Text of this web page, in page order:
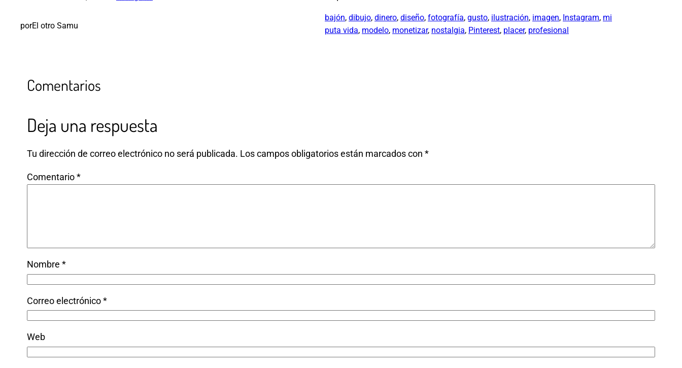
porEl otro Samu
bajón, dibujo, dinero, diseño, fotografía, gusto, ilustración, imagen, Instagram, mi
puta vida, modelo, monetizar, nostalgia, Pinterest, placer, profesional
Comentarios
Deja una respuesta
Tu dirección de correo electrónico no será publicada. Los campos obligatorios están marcados con*
Comentario*
Nombre*
Correo electrónico*
Web